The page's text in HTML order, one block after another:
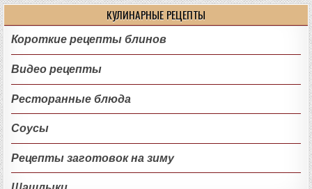
КУЛИНАРНЫЕ РЕЦЕПТЫ
Короткие рецепты блинов
Видео рецепты
Ресторанные блюда
Соусы
Рецепты заготовок на зиму